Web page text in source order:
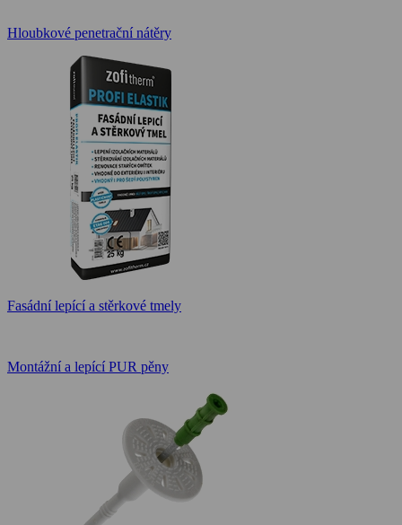
Hloubkové penetrační nátěry
Fasádní lepící a stěrkové tmely
Montážní a lepící PUR pěny